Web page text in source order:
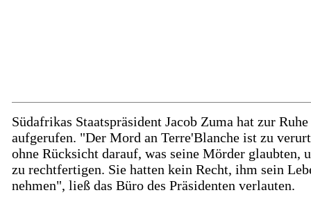
Südafrikas Staatspräsident Jacob Zuma hat zur Ruhe
aufgerufen. "Der Mord an Terre'Blanche ist zu
ohne Rücksicht darauf, was seine Mörder glaubten,
zu rechtfertigen. Sie hatten kein Recht, ihm sein
nehmen", ließ das Büro des Präsidenten verlauten.